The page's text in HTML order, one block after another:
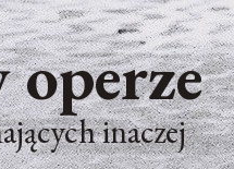
inaczej